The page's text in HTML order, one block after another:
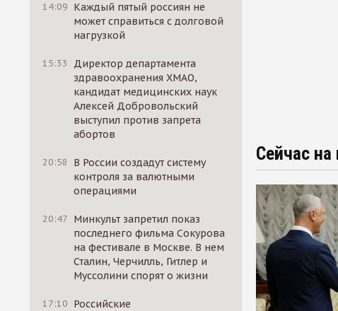
14:09 Каждый пятый россиян не
может справиться с долговой
нагрузкой
15:33
Директор департамента
здравоохранения ХМАО,
кандидат медицинских наук
Алексей Добровольский
выступил против запрета
абортов
20:58
В России создадут систему
контроля за валютными
операциями
20:47 Минкульт запретил показ
последнего фильма Сокурова
на фестивале в Москве. В нем
Сталин, Черчилль, Гитлер и
Муссолини спорят о жизни
17:10 Российские
Сейчас на